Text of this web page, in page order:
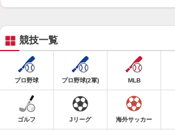
競技一覧
プロ野球 プロ野球(2軍) MLB
ゴルフ Jリーグ 海外サッカー